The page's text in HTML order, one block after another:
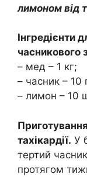
лимоном від
Інгредієнти
часникового
– мед – 1 кг;
– часник – 10
– лимон – 10
тахікардії. У
тертий
протягом